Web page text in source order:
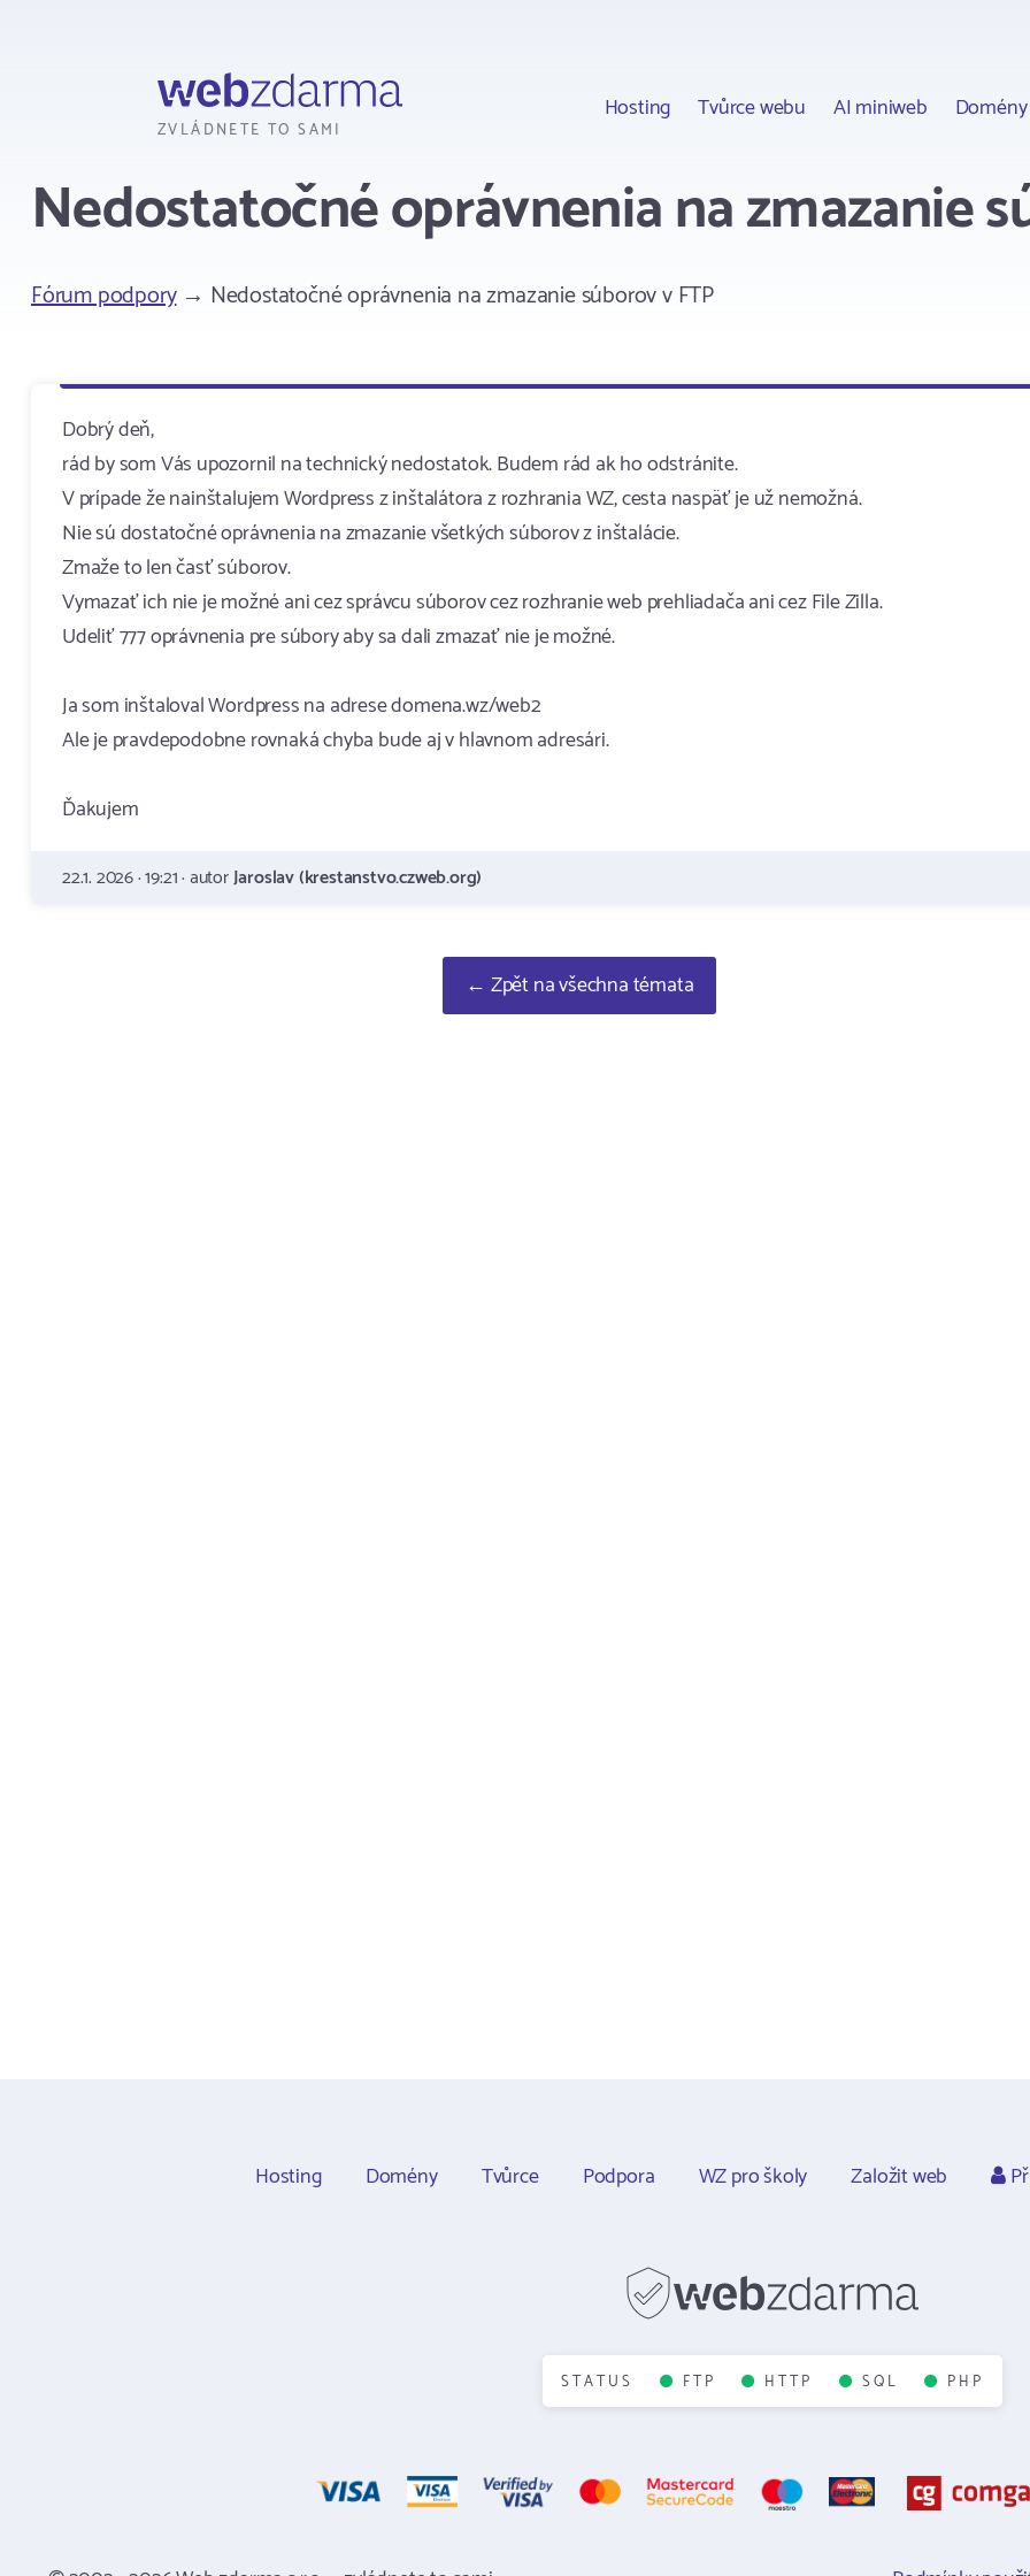
ZVLÁDNETE TO SAMI
Hosting Tvůrce webu AI miniweb Domény
Nedostatočné oprávnenia na zmazanie
Fórum podpory→ Nedostatočné oprávnenia na zmazanie súborov v FTP
Dobrý deň,
rád by som Vás upozornil na technický nedostatok. Budem rád ak ho odstránite.
V prípade že nainštalujem Wordpress z inštalátora z rozhrania WZ, cesta naspäť je už nemožná.
Nie sú dostatočné oprávnenia na zmazanie všetkých súborov z inštalácie.
Zmaže to len časť súborov.
Vymazať ich nie je možné ani cez správcu súborov cez rozhranie web prehliadača ani cez File Zilla.
Udeliť 777 oprávnenia pre súbory aby sa dali zmazať nie je možné.
Ja som inštaloval Wordpress na adrese domena.wz/web2
Ale je pravdepodobne rovnaká chyba bude aj v hlavnom adresári.
Ďakujem
22.1. 2026 · 19:21 · autorJaroslav (krestanstvo.czweb.org)
← Zpět na všechna témata
Hosting Domény Tvůrce Podpora WZ pro školy Založit web
STATUS FTP HTTP SQL PHP